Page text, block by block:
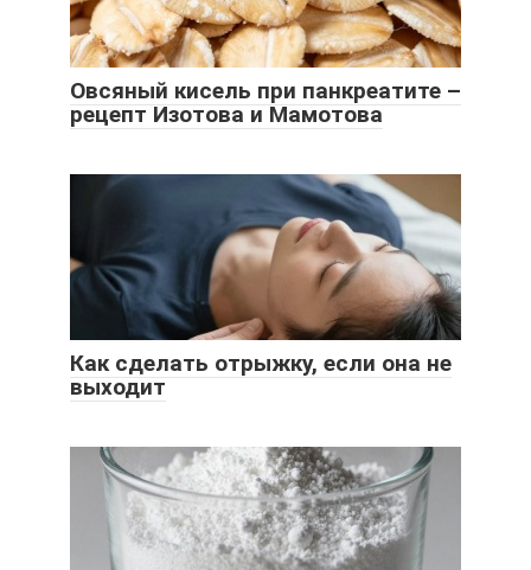
Овсяный кисель при панкреатите –
рецепт Изотова и Мамотова
Как сделать отрыжку, если она не
выходит